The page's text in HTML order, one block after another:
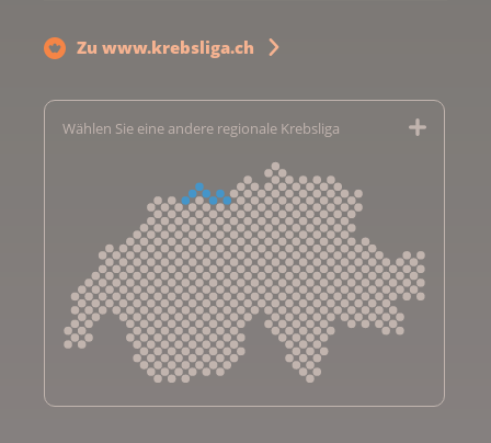
Zu www.krebsliga.ch
Wählen Sie eine andere regionale Krebsliga